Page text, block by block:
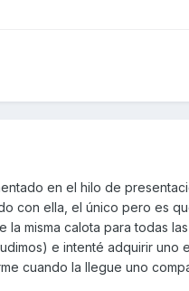
en el hilo de
con ella, el único pero es
la misma calota para todas
e intenté adquirir uno
cuando la llegue uno